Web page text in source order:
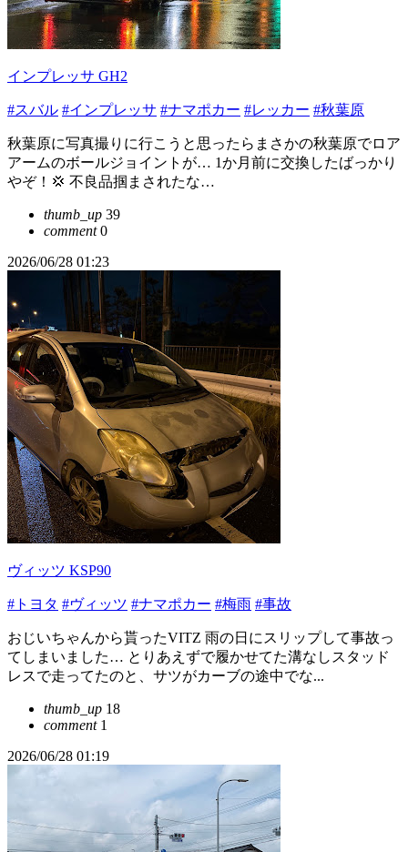
インプレッサ GH2
#スバル #インプレッサ #ナマポカー #レッカー #秋葉原
秋葉原に写真撮りに行こうと思ったらまさかの秋葉原でロア
アームのボールジョイントが… 1か月前に交換したばっかり
やぞ！💢 不良品掴まされたな…
thumb_up 39
comment0
2026/06/28 01:23
ヴィッツ KSP90
#トヨタ #ヴィッツ #ナマポカー #梅雨 #事故
おじいちゃんから貰ったVITZ 雨の日にスリップして事故っ
てしまいました… とりあえずで履かせてた溝なしスタッド
レスで走ってたのと、サツがカーブの途中でな...
thumb_up 18
comment1
2026/06/28 01:19